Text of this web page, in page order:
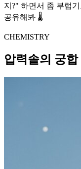
지?" 하면서 좀 부럽
공유해봐 🌡️
CHEMISTRY
압력솥의 궁합